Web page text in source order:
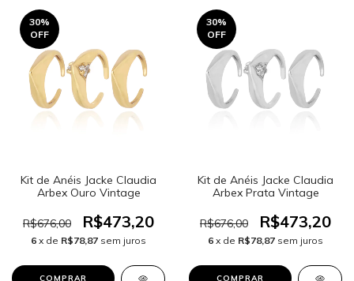
30%
OFF
Kit de Anéis Jacke Claudia
Arbex Ouro Vintage
R$676,00 R$473,20
6 x de R$78,87 sem juros
30%
OFF
Kit de Anéis Jacke Claudia
Arbex Prata Vintage
R$676,00 R$473,20
6 x de R$78,87 sem juros